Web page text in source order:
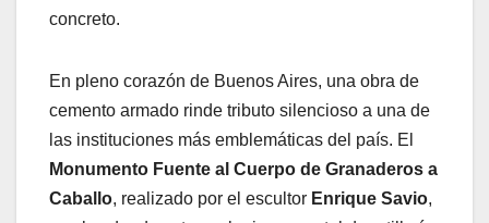
concreto.
En pleno corazón de Buenos Aires, una obra de
cemento armado rinde tributo silencioso a una de
las instituciones más emblemáticas del país. El
Monumento Fuente al Cuerpo de Granaderos a
Caballo, realizado por el escultor Enrique Savio,